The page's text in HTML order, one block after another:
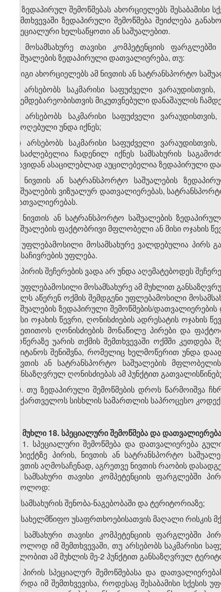
3. ზედაპირულ შემოწმებას ახორციელებს
შემთხვევაში ზედაპირული შემოწმება შეიძლება
სპეციალური ხელსაწყოთი ან საშუალებით.
4. მოსამსახურე თავისი კომპეტენციის
საშუალების ზედაპირული დათვალიერება, თუ:
ა) იგი ახორციელებს ამ ნივთის ან სატრანსპორტო
ბ) არსებობს საკმარისი საფუძველი
ქვემდებარეობისთვის მიკუთვნებული დანაშაულის
გ) არსებობს საკმარისი საფუძველი
ამოღებული უნდა იქნეს;
დ) არსებობს საკმარისი საფუძველი
შესაძლებელია ჩადენილ იქნეს სამსახურის
თავიდან ასაცილებლად აუცილებელია ზედაპირული
5. ნივთის ან სატრანსპორტო საშუალების
საშუალების ვიზუალურ დათვალიერებას,
დათვალიერებას.
6. ნივთის ან სატრანსპორტო საშუალების
საშუალების ფაქტობრივი მფლობელი ან მისი ოჯახის
7. უფლებამოსილი მოსამსახურე ვალდებულია პირს
გასაჩივრების უფლება.
8. პირის შეჩერების ვადა არ უნდა აღემატებოდეს
9. უფლებამოსილი მოსამსახურე ამ მუხლით
ხელს აწერენ ოქმის შემდგენი უფლებამოსილი
საშუალების ზედაპირული შემოწმების/
მისი ოჯახის წევრი, ღონისძიების ადრესატის
მიეთითოს ღონისძიების მონაწილე პირები და
მოწერაზე უარის თქმის შემთხვევაში ოქმში
შეიტანოს შენიშვნა, რომელიც ხელმოწერით უნდა
ნივთის ან სატრანსპორტო საშუალების
განსაზღვრულ ღონისძიებას ამ პუნქტით
10. თუ ზედაპირული შემოწმების დროს წარმოიშვა
საქართველოს სისხლის სამართლის საპროცესო
მუხლი 18. სპეციალური შემოწმება და დათვალიერება
1. სპეციალური შემოწმება და დათვალიერება
ობიექტზე პირის, ნივთის ან სატრანსპორტო
ნივთის აღმოსაჩენად, აგრეთვე ნივთის რაობის
2. სამსახური თავისი კომპეტენციის ფარგლებში
მხოლოდ:
ა) სამსახურის შენობა-ნაგებობაში და ტერიტორიაზე;
ბ) სახელმწიფო უსაფრთხოებისათვის მაღალი რისკის
3. სამსახური თავისი კომპეტენციის ფარგლებში
მხოლოდ იმ შემთხვევაში, თუ არსებობს საკმარისი
ფლობით ამ მუხლის მე-2 პუნქტით განსაზღვრულ
4. პირის სპეციალურ შემოწმებასა და
გარდა იმ შემთხვევისა, როდესაც შესაბამისი